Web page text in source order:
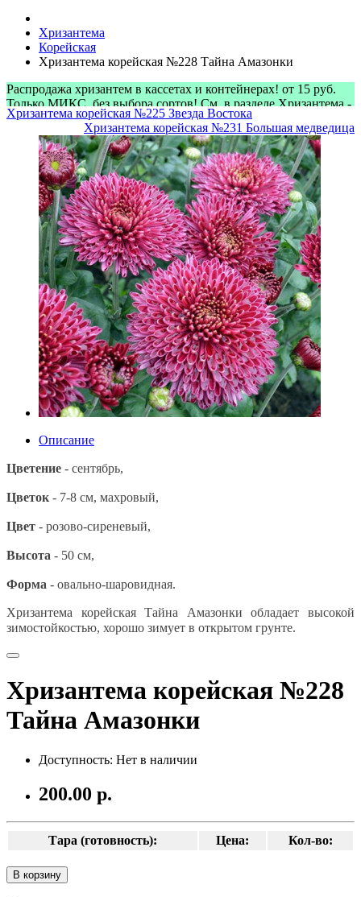
Хризантема
Корейская
Хризантема корейская №228 Тайна Амазонки
Распродажа хризантем в кассетах и контейнерах! от 15 руб.
Только МИКС, без выбора сортов! См. в разделе Хризантема -
> Микс-наборы
Хризантема корейская №225 Звезда Востока
Хризантема корейская №231 Большая медведица
Описание
Цветение - сентябрь,
Цветок - 7-8 см, махровый,
Цвет - розово-сиреневый,
Высота - 50 см,
Форма - овально-шаровидная.
Хризантема корейская Тайна Амазонки обладает высокой
зимостойкостью, хорошо зимует в открытом грунте.
Хризантема корейская №228
Тайна Амазонки
Доступность: Нет в наличии
200.00 р.
Тара (готовность): Цена: Кол-во:
В корзину